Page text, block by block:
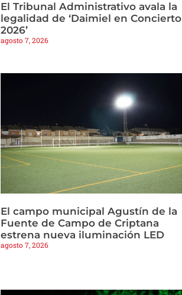
El Tribunal Administrativo avala la
legalidad de ‘Daimiel en Concierto
2026’
agosto 7, 2026
El campo municipal Agustín de la
Fuente de Campo de Criptana
estrena nueva iluminación LED
agosto 7, 2026